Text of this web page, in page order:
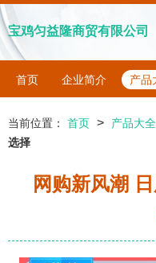
宝鸡匀益隆商贸有限公司
首页 企业简介 产品
当前位置： 首页 > 产品大全
选择
网购新风潮